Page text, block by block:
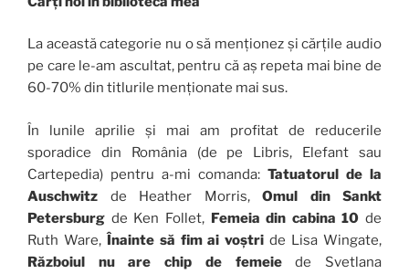
La această categorie nu o să menționez și cărțile audio
pe care le-am ascultat, pentru că aș repeta mai bine de
60-70% din titlurile menționate mai sus.
În lunile aprilie și mai am profitat de reducerile
sporadice din România (de pe Libris, Elefant sau
Cartepedia) pentru a-mi comanda: Tatuatorul de la
Auschwitz de Heather Morris, Omul din Sankt
Petersburg de Ken Follet, Femeia din cabina 10 de
Ruth Ware, Înainte să fim ai voștri de Lisa Wingate,
Războiul nu are chip de femeiede Svetlana